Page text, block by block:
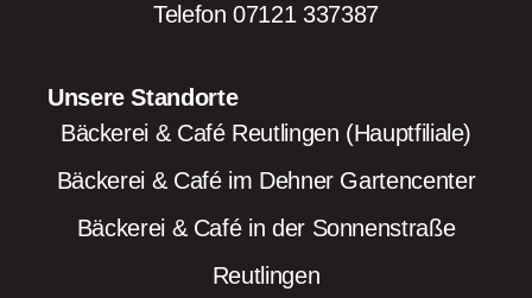
Telefon 07121 337387
Unsere Standorte
Bäckerei & Café Reutlingen (Hauptfiliale)
Bäckerei & Café im Dehner Gartencenter
Bäckerei & Café in der Sonnenstraße
Reutlingen